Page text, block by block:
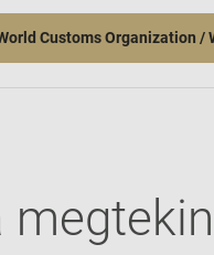
Customs Organization /